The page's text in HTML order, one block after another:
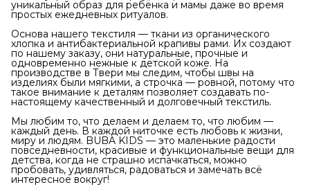
уникальный образ для ребёнка и мамы даже во время
простых ежедневных ритуалов.
Основа нашего текстиля — ткани из органического
хлопка и антибактериальной крапивы рами. Их создают
по нашему заказу, они натуральные, прочные и
одновременно нежные к детской коже. На
производстве в Твери мы следим, чтобы швы на
изделиях были мягкими, а строчка — ровной, потому что
такое внимание к деталям позволяет создавать по-
настоящему качественный и долговечный текстиль.
Мы любим то, что делаем и делаем то, что любим —
каждый день. В каждой ниточке есть любовь к жизни,
миру и людям. BUBA KIDS — это маленькие радости
повседневности, красивые и функциональные вещи для
детства, когда не страшно испачкаться, можно
пробовать, удивляться, радоваться и замечать всё
интересное вокруг!